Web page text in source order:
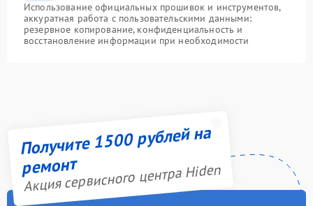
Использование официальных прошивок и инструментов,
аккуратная работа с пользовательскими данными:
резервное копирование, конфиденциальность и
восстановление информации при необходимости
Получите 1500 рублей на
ремонт
Акция сервисного центра Hiden